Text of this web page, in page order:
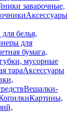
заварочные,
Аксессуары
белья,
для
бумага,
мусорные
тараАксессуары
Вешалки-
Картины,